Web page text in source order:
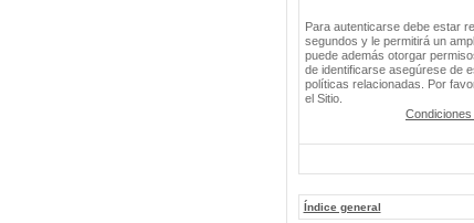
Para autenticarse debe estar
segundos y le permitirá un
puede además otorgar
de identificarse asegúrese de
políticas relacionadas. Por
el Sitio.
Índice general